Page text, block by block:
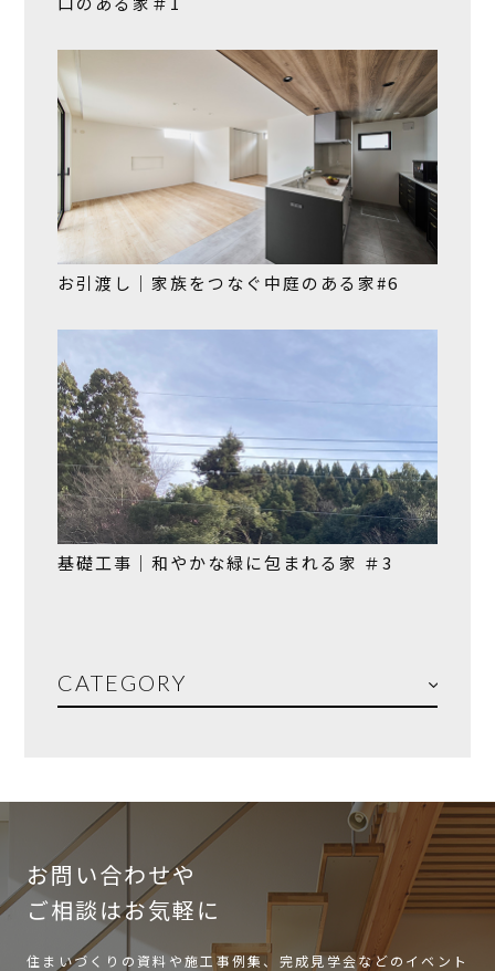
お引渡し｜家族をつなぐ中庭のある家#6
基礎工事｜和やかな緑に包まれる家 ＃3
CATEGORY
お問い合わせや
ご相談はお気軽に
住まいづくりの資料や施工事例集、完成見学会などのイベント